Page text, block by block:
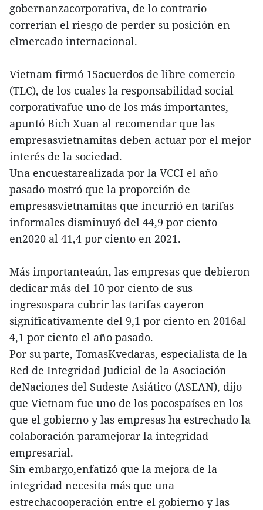
gobernanzacorporativa, de lo contrario
correrían el riesgo de perder su posición en
elmercado internacional.
Vietnam firmó 15acuerdos de libre comercio
(TLC), de los cuales la responsabilidad social
corporativafue uno de los más importantes,
apuntó Bich Xuan al recomendar que las
empresasvietnamitas deben actuar por el mejor
interés de la sociedad.
Una encuestarealizada por la VCCI el año
pasado mostró que la proporción de
empresasvietnamitas que incurrió en tarifas
informales disminuyó del 44,9 por ciento
en2020 al 41,4 por ciento en 2021.
Más importanteaún, las empresas que debieron
dedicar más del 10 por ciento de sus
ingresospara cubrir las tarifas cayeron
significativamente del 9,1 por ciento en 2016al
4,1 por ciento el año pasado.
Por su parte, TomasKvedaras, especialista de la
Red de Integridad Judicial de la Asociación
deNaciones del Sudeste Asiático (ASEAN), dijo
que Vietnam fue uno de los pocospaíses en los
que el gobierno y las empresas ha estrechado la
colaboración paramejorar la integridad
empresarial.
Sin embargo,enfatizó que la mejora de la
integridad necesita más que una
estrechacooperación entre el gobierno y las